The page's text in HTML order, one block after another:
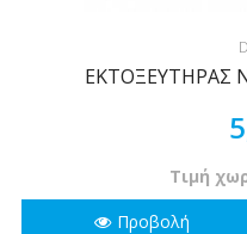
ΕΚΤΟΞΕΥΤΗΡΑΣ
Τιμή
Προβολή